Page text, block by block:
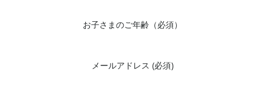
お子さまのご年齢（必須）
メールアドレス (必須)